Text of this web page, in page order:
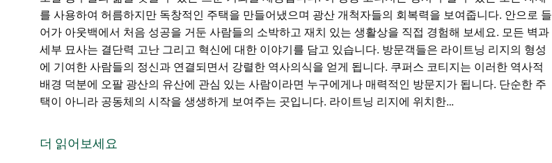
를 사용하여 허름하지만 독창적인 주택을 만들어냈으며 광산 개척자들의 회복력을 보여줍니다. 안으로 들
어가 아웃백에서 처음 성공을 거둔 사람들의 소박하고 재치 있는 생활상을 직접 경험해 보세요. 모든 벽과
세부 묘사는 결단력 고난 그리고 혁신에 대한 이야기를 담고 있습니다. 방문객들은 라이트닝 리지의 형성
에 기여한 사람들의 정신과 연결되면서 강렬한 역사의식을 얻게 됩니다. 쿠퍼스 코티지는 이러한 역사적
배경 덕분에 오팔 광산의 유산에 관심 있는 사람이라면 누구에게나 매력적인 방문지가 됩니다. 단순한 주
택이 아니라 공동체의 시작을 생생하게 보여주는 곳입니다. 라이트닝 리지에 위치한…
오팔 광부들의 삶을 엿볼 수 있는 드문 기회를 제공합니다. 이 정통 코티지는 당시 구할 수 있는 모든 자재
더 읽어보세요